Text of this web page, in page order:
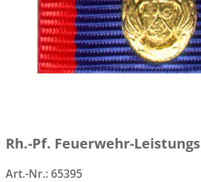
Rh.-Pf. Feuerwehr-
Art.-Nr.:65395